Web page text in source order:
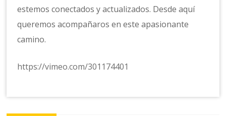
estemos conectados y actualizados. Desde aquí
queremos acompañaros en este apasionante
camino.
https://vimeo.com/301174401